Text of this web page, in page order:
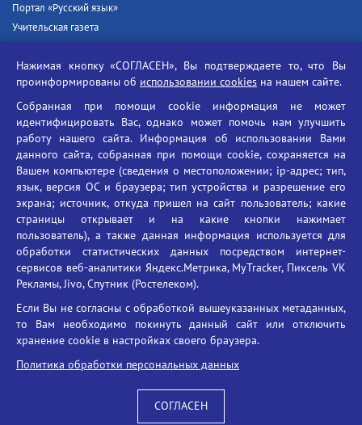
Портал «Русский язык»
Учительская газета
Единый портал государственных услуг
Противодействие угрозам информационной безопасности
Социальные ролики - Генеральная прокуратура РФ
Противодействие коррупции
БГУ против наркотиков
Брянский государственный университет
имени академика И.Г. Петровского
Время работы: пн-пт 09:00-18:00
E-mail: bryanskgu@mail.ru
Телефон: +7(4832)58-90-85
Вход
Нажимая кнопку «СОГЛАСЕН», Вы подтверждаете то, что Вы
проинформированы об использовании cookies на нашем сайте.
Собранная при помощи cookie информация не может
идентифицировать Вас, однако может помочь нам улучшить
работу нашего сайта. Информация об использовании Вами
данного сайта, собранная при помощи cookie, сохраняется на
Вашем компьютере (сведения о местоположении; ip-адрес; тип,
язык, версия ОС и браузера; тип устройства и разрешение его
экрана; источник, откуда пришел на сайт пользователь; какие
страницы открывает и на какие кнопки нажимает
пользователь), а также данная информация используется для
обработки статистических данных посредством интернет-
сервисов веб-аналитики Яндекс.Метрика, MyTracker, Пиксель VK
Рекламы, Jivo, Спутник (Ростелеком).
Если Вы не согласны с обработкой вышеуказанных метаданных,
то Вам необходимо покинуть данный сайт или отключить
хранение cookie в настройках своего браузера.
Политика обработки персональных данных
СОГЛАСЕН